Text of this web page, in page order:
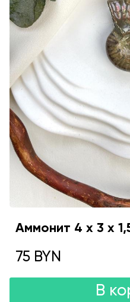
Аммонит 4 х 3 х
75 BYN
В